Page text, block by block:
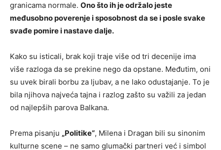
granicama normale. Ono što ih je održalo jeste
međusobno poverenje i sposobnost da se i posle svake
svađe pomire i nastave dalje.
Kako su isticali, brak koji traje više od tri decenije ima
više razloga da se prekine nego da opstane. Međutim, oni
su uvek birali borbu za ljubav, a ne lako odustajanje. To je
bila njihova najveća tajna i razlog zašto su važili za jedan
od najlepših parova Balkana.
Prema pisanju „Politike“, Milena i Dragan bili su sinonim
kulturne scene – ne samo glumački partneri već i simbol